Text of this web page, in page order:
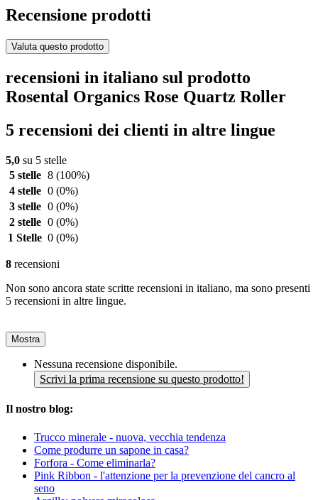
Recensione prodotti
Valuta questo prodotto
recensioni in italiano sul prodotto
Rosental Organics Rose Quartz Roller
5 recensioni dei clienti in altre lingue
5,0 su 5 stelle
5 stelle 8 (100%)
4 stelle 0 (0%)
3 stelle 0 (0%)
2 stelle 0 (0%)
1 Stelle 0 (0%)
8 recensioni
Non sono ancora state scritte recensioni in italiano, ma sono presenti
5 recensioni in altre lingue.
Mostra
Nessuna recensione disponibile.
Scrivi la prima recensione su questo prodotto!
Il nostro blog:
Trucco minerale - nuova, vecchia tendenza
Come produrre un sapone in casa?
Forfora - Come eliminarla?
Pink Ribbon - l'attenzione per la prevenzione del cancro al
seno